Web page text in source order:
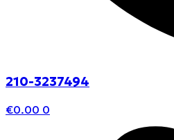
210-3237494
€0.00 0